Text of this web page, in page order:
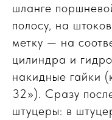
шланге
полосу, на
метку — на
цилиндра и
накидные гайки
32»). Сразу
штуцеры: в